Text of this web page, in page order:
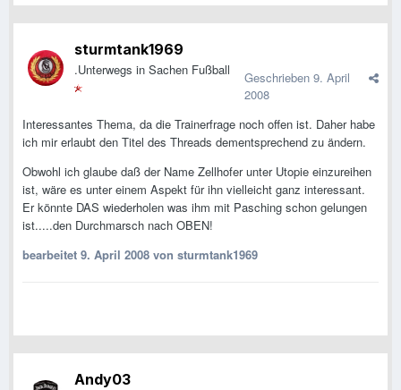
sturmtank1969
.Unterwegs in Sachen Fußball Geschrieben 9. April
2008
Interessantes Thema, da die Trainerfrage noch offen ist. Daher habe
ich mir erlaubt den Titel des Threads dementsprechend zu ändern.
Obwohl ich glaube daß der Name Zellhofer unter Utopie einzureihen
ist, wäre es unter einem Aspekt für ihn vielleicht ganz interessant.
Er könnte DAS wiederholen was ihm mit Pasching schon gelungen
ist.....den Durchmarsch nach OBEN!
bearbeitet 9. April 2008 von sturmtank1969
Andy03